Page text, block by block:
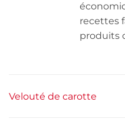
recettes
produits
Velouté de carotte